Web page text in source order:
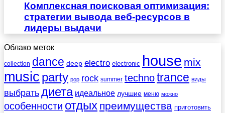
Комплексная поисковая оптимизация:
стратегии вывода веб-ресурсов в
лидеры выдачи
Облако меток
collection dance deep electro electronic house mix
music party pop rock summer technotrance виды
выбратьдиета идеальное лучшие меню можно
особенности отдых преимущества приготовить